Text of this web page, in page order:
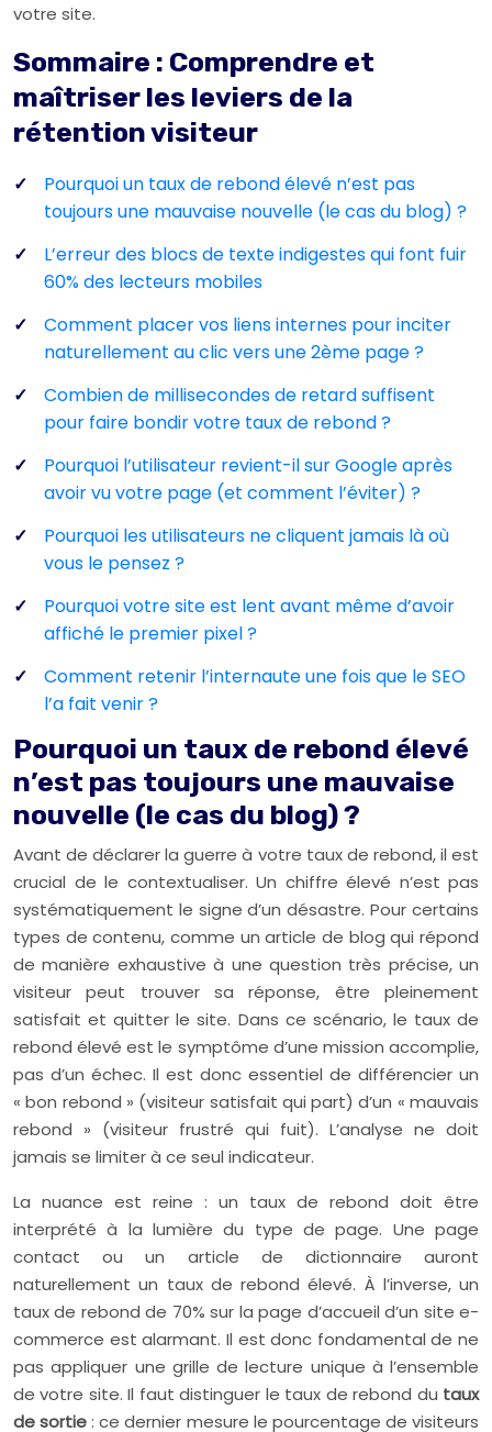
votre site.
Sommaire : Comprendre et
maîtriser les leviers de la
rétention visiteur
Pourquoi un taux de rebond élevé n’est pas
toujours une mauvaise nouvelle (le cas du blog) ?
L’erreur des blocs de texte indigestes qui font fuir
60% des lecteurs mobiles
Comment placer vos liens internes pour inciter
naturellement au clic vers une 2ème page ?
Combien de millisecondes de retard suffisent
pour faire bondir votre taux de rebond ?
Pourquoi l’utilisateur revient-il sur Google après
avoir vu votre page (et comment l’éviter) ?
Pourquoi les utilisateurs ne cliquent jamais là où
vous le pensez ?
Pourquoi votre site est lent avant même d’avoir
affiché le premier pixel ?
Comment retenir l’internaute une fois que le SEO
l’a fait venir ?
Pourquoi un taux de rebond élevé
n’est pas toujours une mauvaise
nouvelle (le cas du blog) ?
Avant de déclarer la guerre à votre taux de rebond, il est
crucial de le contextualiser. Un chiffre élevé n’est pas
systématiquement le signe d’un désastre. Pour certains
types de contenu, comme un article de blog qui répond
de manière exhaustive à une question très précise, un
visiteur peut trouver sa réponse, être pleinement
satisfait et quitter le site. Dans ce scénario, le taux de
rebond élevé est le symptôme d’une mission accomplie,
pas d’un échec. Il est donc essentiel de différencier un
« bon rebond » (visiteur satisfait qui part) d’un « mauvais
rebond » (visiteur frustré qui fuit). L’analyse ne doit
jamais se limiter à ce seul indicateur.
La nuance est reine : un taux de rebond doit être
interprété à la lumière du type de page. Une page
contact ou un article de dictionnaire auront
naturellement un taux de rebond élevé. À l’inverse, un
taux de rebond de 70% sur la page d’accueil d’un site e-
commerce est alarmant. Il est donc fondamental de ne
pas appliquer une grille de lecture unique à l’ensemble
de votre site. Il faut distinguer le taux de rebond du taux
de sortie: ce dernier mesure le pourcentage de visiteurs